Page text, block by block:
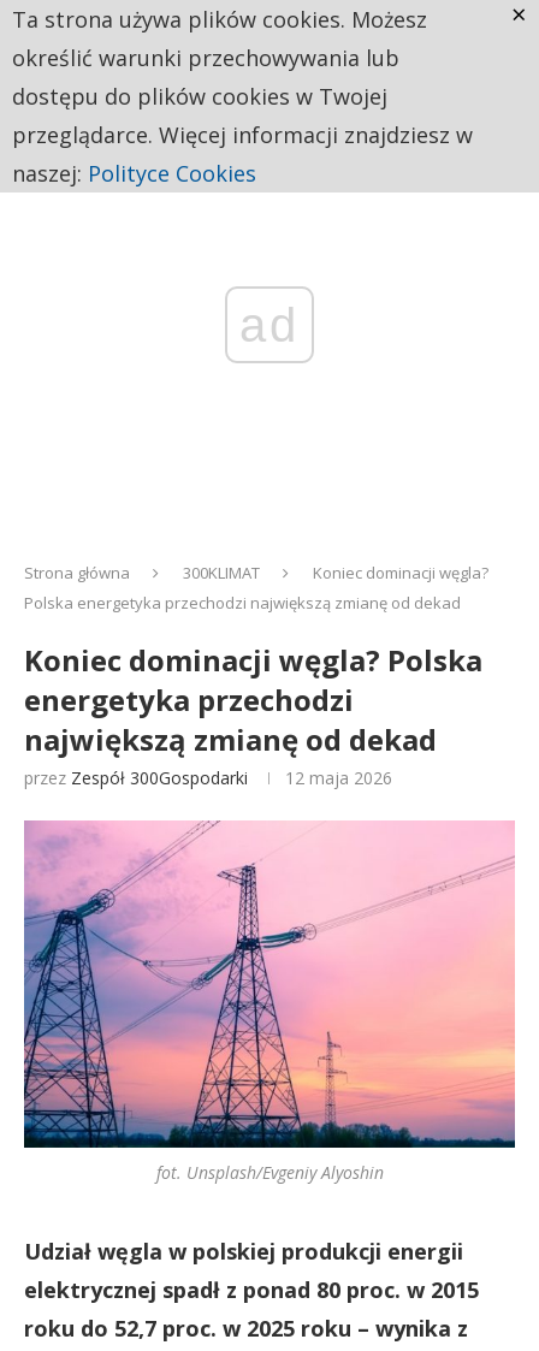
ad
Strona główna 300KLIMAT
Koniec dominacji węgla?
Polska energetyka przechodzi największą zmianę od dekad
Koniec dominacji węgla? Polska
energetyka przechodzi
największą zmianę od dekad
przez Zespół 300Gospodarki 12 maja 2026
fot. Unsplash/Evgeniy Alyoshin
Udział węgla w polskiej produkcji energii
elektrycznej spadł z ponad 80 proc. w 2015
roku do 52,7 proc. w 2025 roku – wynika z
Ta strona używa plików cookies. Możesz
określić warunki przechowywania lub
dostępu do plików cookies w Twojej
przeglądarce. Więcej informacji znajdziesz w
naszej: Polityce Cookies
×